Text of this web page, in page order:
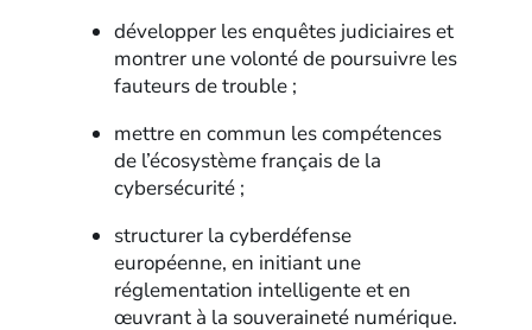
développer les enquêtes judiciaires et
montrer une volonté de poursuivre les
fauteurs de trouble ;
mettre en commun les compétences
de l’écosystème français de la
cybersécurité ;
structurer la cyberdéfense
européenne, en initiant une
réglementation intelligente et en
œuvrant à la souveraineté numérique.